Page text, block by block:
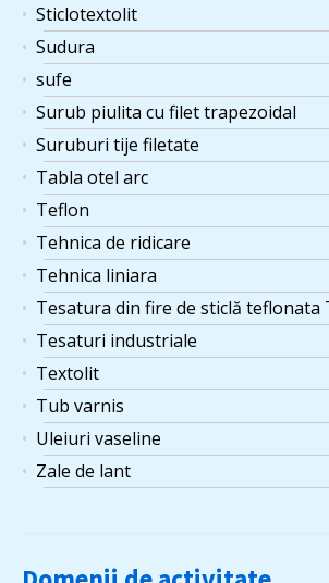
Sticlotextolit
Sudura
sufe
Surub piulita cu filet trapezoidal
Suruburi tije filetate
Tabla otel arc
Teflon
Tehnica de ridicare
Tehnica liniara
Tesatura din fire de sticlă teflonata
Tesaturi industriale
Textolit
Tub varnis
Uleiuri vaseline
Zale de lant